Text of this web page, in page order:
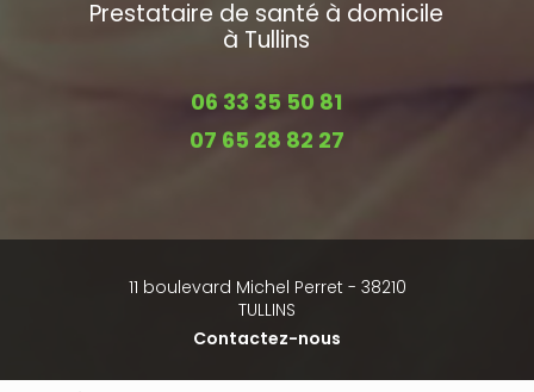
Prestataire de santé à domicile
à Tullins
06 33 35 50 81
07 65 28 82 27
11 boulevard Michel Perret - 38210
TULLINS
Contactez-nous